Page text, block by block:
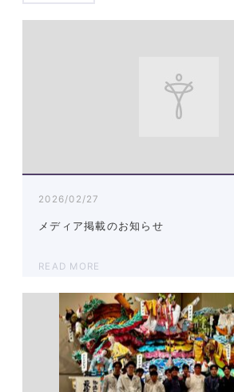
2026/02/27
メディア掲載のお知らせ
READ MORE